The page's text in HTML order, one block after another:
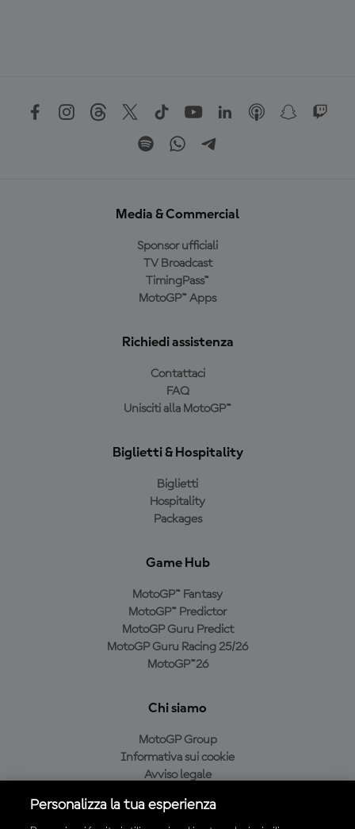
Media & Commercial
Sponsor ufficiali
TV Broadcast
TimingPass™
MotoGP™ Apps
Richiedi assistenza
Contattaci
FAQ
Unisciti alla MotoGP™
Biglietti & Hospitality
Biglietti
Hospitality
Packages
Game Hub
MotoGP™ Fantasy
MotoGP™ Predictor
MotoGP Guru Predict
MotoGP Guru Racing 25/26
MotoGP™26
Chi siamo
MotoGP Group
Informativa sui cookie
Avviso legale
Condizioni di acquisto
Personalizza la tua esperienza